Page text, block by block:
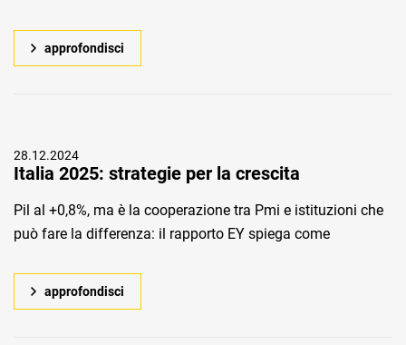
approfondisci
28.12.2024
Italia 2025: strategie per la crescita
Pil al +0,8%, ma è la cooperazione tra Pmi e istituzioni che
può fare la differenza: il rapporto EY spiega come
approfondisci